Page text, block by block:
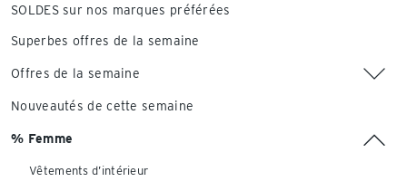
SOLDES sur nos marques préférées
Superbes offres de la semaine
Offres de la semaine
Nouveautés de cette semaine
% Femme
Vêtements d’intérieur